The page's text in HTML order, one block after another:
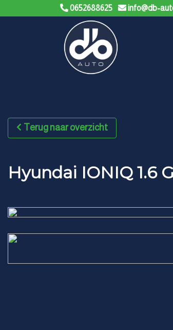
0652688625 info@db-
Terug naar overzicht
Hyundai IONIQ 1.6